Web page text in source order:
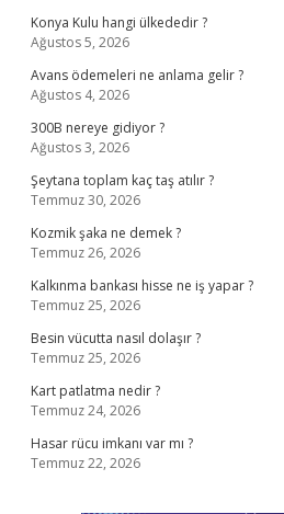
Konya Kulu hangi ülkededir ?
Ağustos 5, 2026
Avans ödemeleri ne anlama gelir ?
Ağustos 4, 2026
300B nereye gidiyor ?
Ağustos 3, 2026
Şeytana toplam kaç taş atılır ?
Temmuz 30, 2026
Kozmik şaka ne demek ?
Temmuz 26, 2026
Kalkınma bankası hisse ne iş yapar ?
Temmuz 25, 2026
Besin vücutta nasıl dolaşır ?
Temmuz 25, 2026
Kart patlatma nedir ?
Temmuz 24, 2026
Hasar rücu imkanı var mı ?
Temmuz 22, 2026